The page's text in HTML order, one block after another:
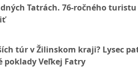
Tatrách. 76-ročného turistu
túr v Žilinskom kraji? Lysec
poklady Veľkej Fatry